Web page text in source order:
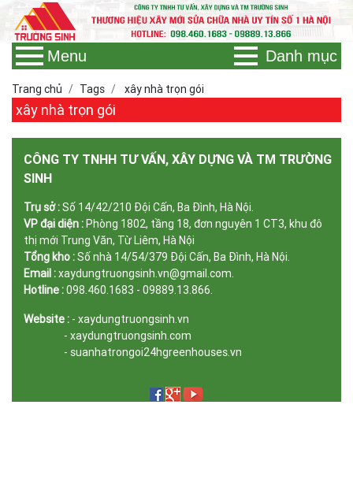
Danh mục
Menu
Trang chủ Tags xây nhà trọn gói
xây nhà trọn gói
CÔNG TY TNHH TƯ VẤN, XÂY DỰNG VÀ TM TRƯỜNG
SINH
Trụ sở :Số 14/42/210 Đội Cấn, Ba Đình, Hà Nội.
VP đại diện :Phòng 1802, tầng 18, đơn nguyên 1 CT3, khu đô
thị mới Trung Văn, Từ Liêm, Hà Nội
Tổng kho :Số nhà 14/54/379 Đội Cấn, Ba Đình, Hà Nội.
Email :xaydungtruongsinh.vn@gmail.com.
Hotline :098.460.1683 - 09889.13.866.
Website : - xaydungtruongsinh.vn
- xaydungtruongsinh.com
- suanhatrongoi24hgreenhouses.vn